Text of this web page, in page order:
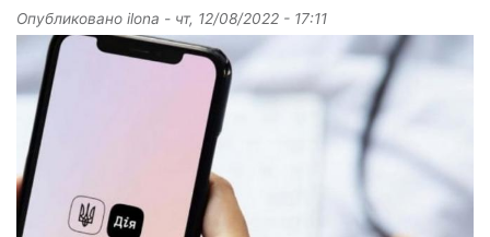
Опубликовано ilona - чт, 12/08/2022 - 17:11